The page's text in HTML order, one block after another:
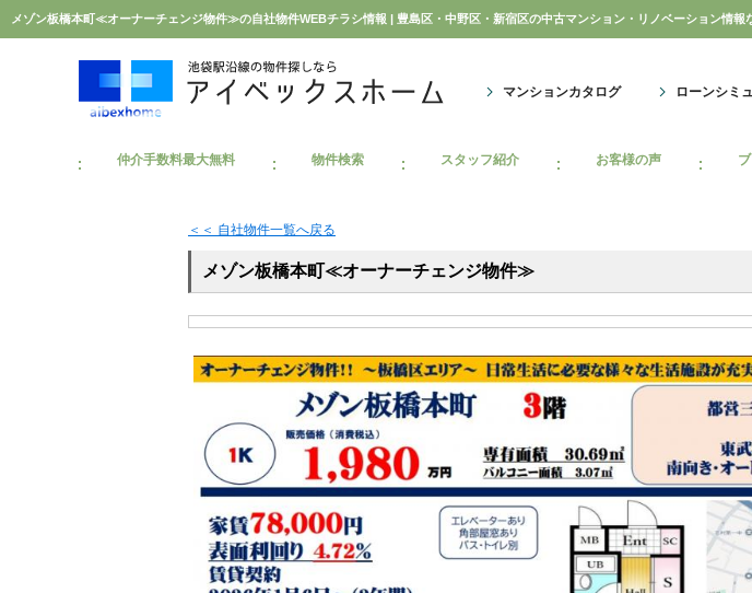
マンションカタログ ローンシミ
仲介手数料最大無料 物件検索 スタッフ紹介 お客様の声
＜＜ 自社物件一覧へ戻る
メゾン板橋本町≪オーナーチェンジ物件≫